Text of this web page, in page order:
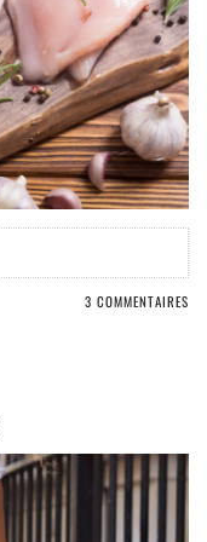
3 COMMENTAIRES